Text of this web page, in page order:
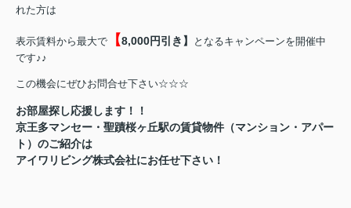
れた方は
表示賃料から最大で 【8,000円引き】
となるキャンペーンを開催中
です♪♪
この機会にぜひお問合せ下さい☆☆☆
お部屋探し応援します！！
京王多マンセー・聖蹟桜ヶ丘駅の賃貸物件（マンション・アパー
ト）のご紹介は
アイワリビング株式会社にお任せ下さい！